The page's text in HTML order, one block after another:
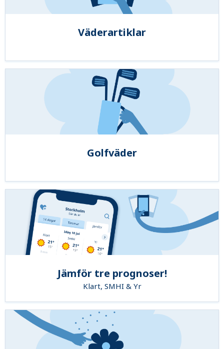
Väderartiklar
Golfväder
Jämför tre prognoser!
Klart, SMHI & Yr